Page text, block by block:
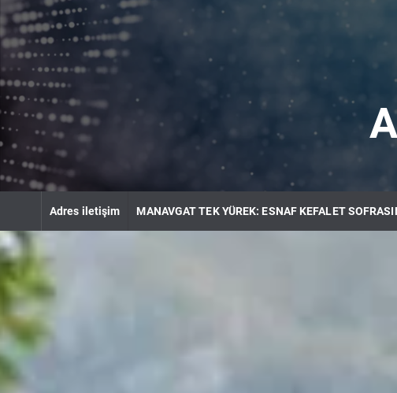
k
t
c
o
n
e
Adres iletişim MANAVGAT TEK YÜREK: ESNAF KEFALET